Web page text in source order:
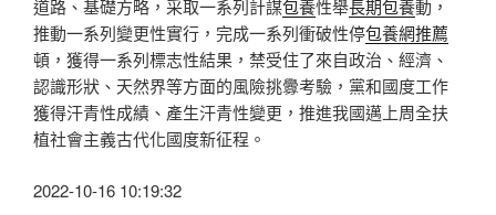
道路、基礎方略，采取一系列計謀包養性舉長期包養動，
推動一系列變更性實行，完成一系列衝破性停包養網推薦
頓，獲得一系列標志性結果，禁受住了來自政治、經濟、
認識形狀、天然界等方面的風險挑釁考驗，黨和國度工作
獲得汗青性成績、產生汗青性變更，推進我國邁上周全扶
植社會主義古代化國度新征程。
2022-10-16 10:19:32